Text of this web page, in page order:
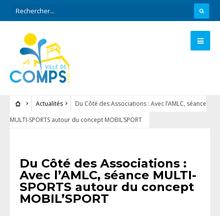
Actualités
Du Côté des Associations : Avec l’AMLC, séance
MULTI-SPORTS autour du concept MOBIL’SPORT
Du Côté des Associations :
Avec l’AMLC, séance MULTI-
SPORTS autour du concept
MOBIL’SPORT